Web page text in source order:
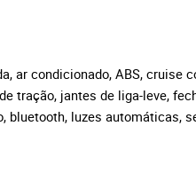
ar condicionado, ABS, cruise
tração, jantes de liga-leve,
bluetooth, luzes automáticas,